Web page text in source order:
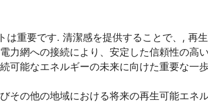
重要です. 清潔感を提供することで、, 再
力網への接続により、安定した信頼性の高
可能なエネルギーの未来に向けた重要な一
その他の地域における将来の再生可能エネ